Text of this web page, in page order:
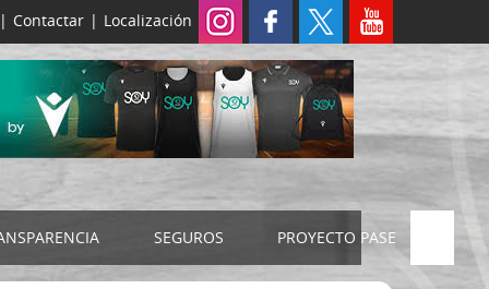
| Contactar | Localización
2024
SEGUROS
SEGURO JUDEX
PROYECTO PASE